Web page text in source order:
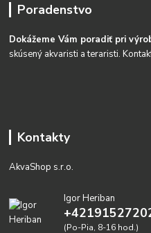
Poradenstvo
Dokážeme Vám poradiť pri
skúsený akvaristi a teraristi.
Kontakty
AkvaShop s.r.o.
Igor Heriban
(Po-Pia, 8-16 hod.)